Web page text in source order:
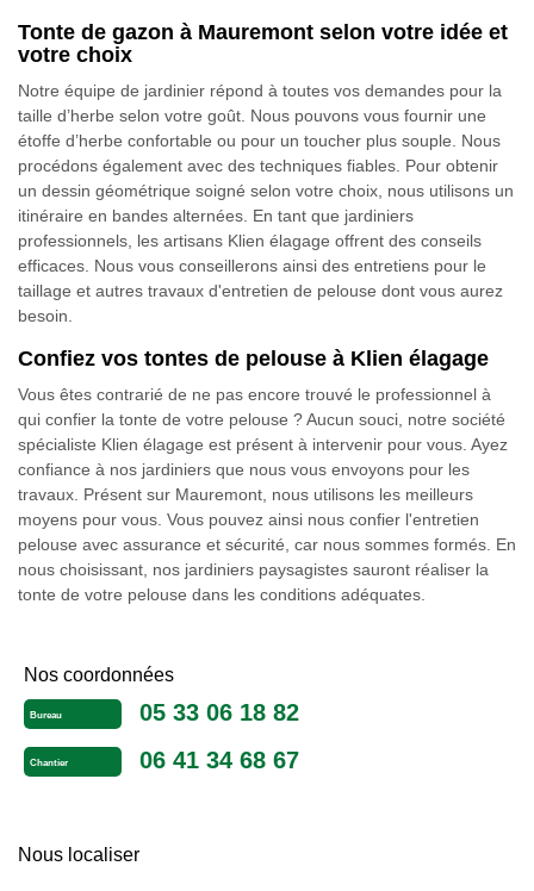
Tonte de gazon à Mauremont selon votre idée et
votre choix
Notre équipe de jardinier répond à toutes vos demandes pour la
taille d’herbe selon votre goût. Nous pouvons vous fournir une
étoffe d’herbe confortable ou pour un toucher plus souple. Nous
procédons également avec des techniques fiables. Pour obtenir
un dessin géométrique soigné selon votre choix, nous utilisons un
itinéraire en bandes alternées. En tant que jardiniers
professionnels, les artisans Klien élagage offrent des conseils
efficaces. Nous vous conseillerons ainsi des entretiens pour le
taillage et autres travaux d'entretien de pelouse dont vous aurez
besoin.
Confiez vos tontes de pelouse à Klien élagage
Vous êtes contrarié de ne pas encore trouvé le professionnel à
qui confier la tonte de votre pelouse ? Aucun souci, notre société
spécialiste Klien élagage est présent à intervenir pour vous. Ayez
confiance à nos jardiniers que nous vous envoyons pour les
travaux. Présent sur Mauremont, nous utilisons les meilleurs
moyens pour vous. Vous pouvez ainsi nous confier l'entretien
pelouse avec assurance et sécurité, car nous sommes formés. En
nous choisissant, nos jardiniers paysagistes sauront réaliser la
tonte de votre pelouse dans les conditions adéquates.
Nos coordonnées
Bureau 05 33 06 18 82
Chantier 06 41 34 68 67
Nous localiser